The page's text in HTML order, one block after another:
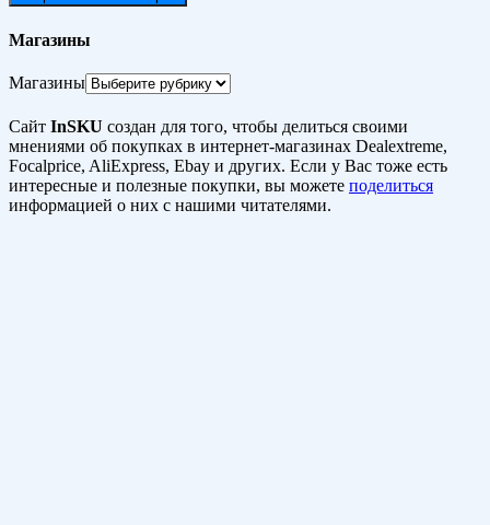
Магазины
Магазины
Сайт InSKU создан для того, чтобы делиться своими
мнениями об покупках в интернет-магазинах Dealextreme,
Focalprice, AliExpress, Ebay и других. Если у Вас тоже есть
интересные и полезные покупки, вы можете поделиться
информацией о них с нашими читателями.